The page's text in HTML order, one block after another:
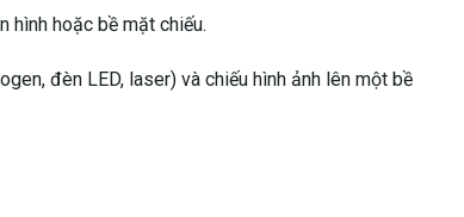
(màn hình chiếu ngoài trời).
chiếu.